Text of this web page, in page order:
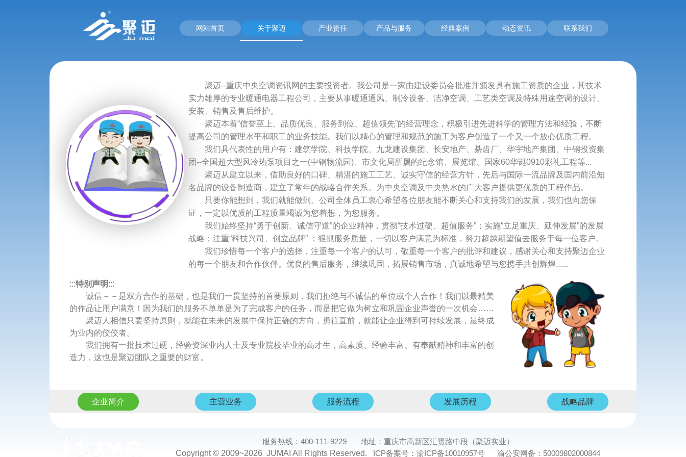
企业简介 主营业务 服务流程 发展历程 战略品牌
聚迈--重庆中央空调资讯网的主要投资者。我公司是一家由建设委员会批准并颁发具有施工资质的企业，其技术
实力雄厚的专业暖通电器工程公司，主要从事暖通通风、制冷设备、洁净空调、工艺类空调及特殊用途空调的设计、
安装、销售及售后维护。
聚迈本着“信誉至上、品质优良、服务到位、超值领先”的经营理念，积极引进先进科学的管理方法和经验，不断
提高公司的管理水平和职工的业务技能。我们以精心的管理和规范的施工为客户创造了一个又一个放心优质工程。
我们具代表性的用户有：建筑学院、科技学院、九龙建设集团、长安地产、綦齿厂、华宇地产集团、中钢投资集
团--全国超大型风冷热泵项目之一(中钢物流园)、市文化局所属的纪念馆、展览馆、国家60华诞0910彩礼工程等...
聚迈从建立以来，借助良好的口碑、精湛的施工工艺、诚实守信的经营方针，先后与国际一流品牌及国内前沿知
名品牌的设备制造商，建立了常年的战略合作关系。为中央空调及中央热水的广大客户提供更优质的工程作品。
只要你能想到，我们就能做到。公司全体员工衷心希望各位朋友能不断关心和支持我们的发展，我们也向您保
证，一定以优质的工程质量竭诚为您着想，为您服务。
我们始终坚持“勇于创新、诚信守道”的企业精神，贯彻“技术过硬、超值服务”；实施“立足重庆、延伸发展”的发展
战略；注重“科技兴司、创立品牌” ；狠抓服务质量，一切以客户满意为标准，努力超越期望值去服务于每一位客户。
我们珍惜每一个客户的选择，注重每一个客户的认可，敬重每一个客户的批评和建议，感谢关心和支持聚迈企业
的每一个朋友和合作伙伴。优良的售后服务，继续巩固，拓展销售市场，真诚地希望与您携手共创辉煌......
:::特别声明:::
诚信－－是双方合作的基础，也是我们一贯坚持的首要原则，我们拒绝与不诚信的单位或个人合作！我们以最精美
的作品让用户满意！因为我们的服务不单单是为了完成客户的任务，而是把它做为树立和巩固企业声誉的一次机会……
聚迈人相信只要坚持原则，就能在未来的发展中保持正确的方向，勇往直前，就能让企业得到可持续发展，最终成
为业内的佼佼者。
我们拥有一批技术过硬，经验资深业内人士及专业院校毕业的高才生，高素质、经验丰富、有奉献精神和丰富的创
造力，这也是聚迈团队之重要的财富。
网站首页 关于聚迈 产业责任 产品与服务 经典案例 动态资讯 联系我们
服务热线：400-111-9229 地址：重庆市高新区汇贤路中段（聚迈实业）
Copyright © 2009~2026 JUMAI All Rights Reserved.
ICP备案号： 渝ICP备10010957号 渝公安网备： 50009802000844